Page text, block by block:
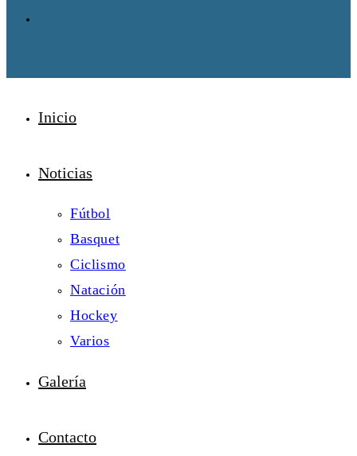
Inicio
Noticias
Fútbol
Basquet
Ciclismo
Natación
Hockey
Varios
Galería
Contacto